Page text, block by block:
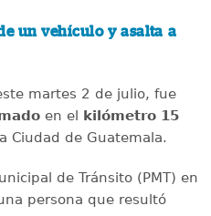
un vehículo y asalta a
martes 2 de julio, fue
en el kilómetro 15
Ciudad de Guatemala.
de Tránsito (PMT) en
persona que resultó